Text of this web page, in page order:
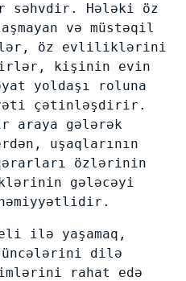
səhvdir. Hələki öz
və müstəqil
öz evliliklərini
kişinin evin
yoldaşı roluna
çətinləşdirir.
araya gələrək
uşaqlarının
özlərinin
gələcəyi
ilə yaşamaq,
dilə
rahat edə